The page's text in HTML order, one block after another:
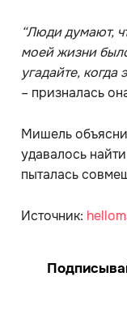
“Люди думают,
моей жизни
угадайте,
– призналась
Мишель
удавалось
пыталась
Источник: